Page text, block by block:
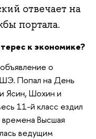
отвечает на
портала.
к экономике?
о
Попал на День
Ясин, Шохин и
11-й класс ездил
Высшая
ведущим